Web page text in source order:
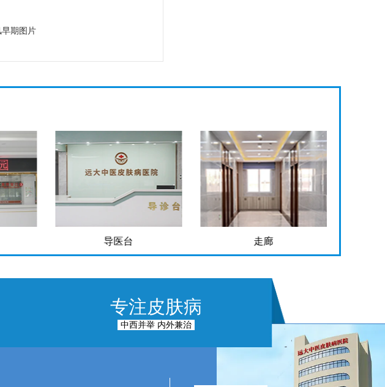
期图片
导医台 走廊
专注皮肤病
中西并举 内外兼治